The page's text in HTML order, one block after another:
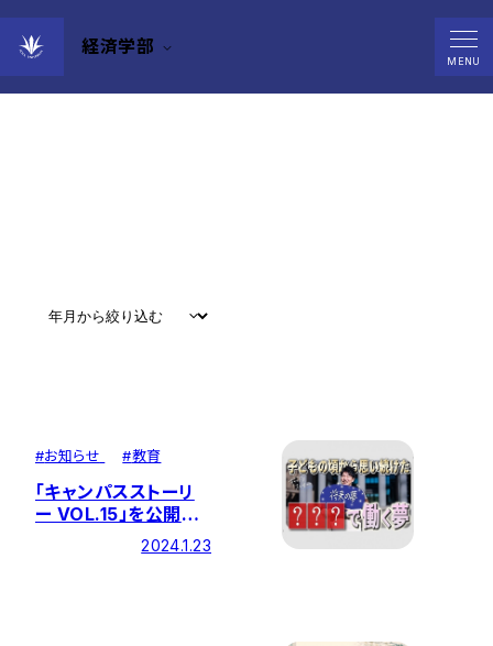
経済学部
MENU
News
#お知らせ #教育
「キャンパスストーリ
ー VOL.15」を公開し
ました ―『LOTTEで
働きたい！ 幼少期か
2024.1.23